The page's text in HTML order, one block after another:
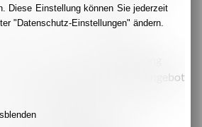
der Existenzsicherung und
Aufarbeitung und Bewältigung
therapeutische Angebote
bisheriger
sowie Entwicklungen und
Diese Einstellung können Sie jederzeit
"Datenschutz-Einstellungen" ändern.